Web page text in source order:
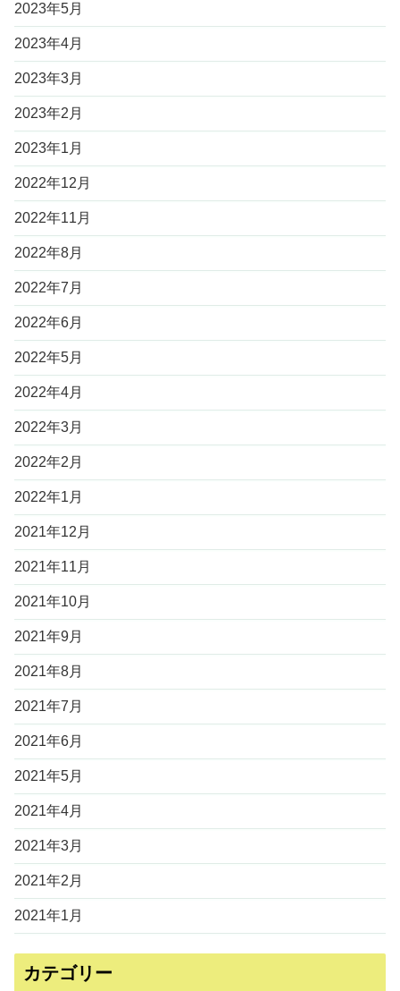
2023年5月
2023年4月
2023年3月
2023年2月
2023年1月
2022年12月
2022年11月
2022年8月
2022年7月
2022年6月
2022年5月
2022年4月
2022年3月
2022年2月
2022年1月
2021年12月
2021年11月
2021年10月
2021年9月
2021年8月
2021年7月
2021年6月
2021年5月
2021年4月
2021年3月
2021年2月
2021年1月
カテゴリー